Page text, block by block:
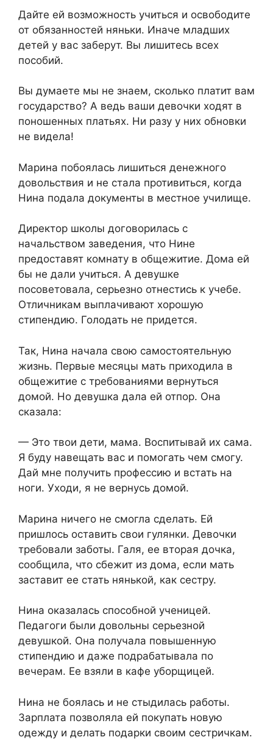
Дайте ей возможность учиться и освободите
от обязанностей няньки. Иначе младших
детей у вас заберут. Вы лишитесь всех
пособий.
Вы думаете мы не знаем, сколько платит вам
государство? А ведь ваши девочки ходят в
поношенных платьях. Ни разу у них обновки
не видела!
Марина побоялась лишиться денежного
довольствия и не стала противиться, когда
Нина подала документы в местное училище.
Директор школы договорилась с
начальством заведения, что Нине
предоставят комнату в общежитие. Дома ей
бы не дали учиться. А девушке
посоветовала, серьезно отнестись к учебе.
Отличникам выплачивают хорошую
стипендию. Голодать не придется.
Так, Нина начала свою самостоятельную
жизнь. Первые месяцы мать приходила в
общежитие с требованиями вернуться
домой. Но девушка дала ей отпор. Она
сказала:
— Это твои дети, мама. Воспитывай их сама.
Я буду навещать вас и помогать чем смогу.
Дай мне получить профессию и встать на
ноги. Уходи, я не вернусь домой.
Марина ничего не смогла сделать. Ей
пришлось оставить свои гулянки. Девочки
требовали заботы. Галя, ее вторая дочка,
сообщила, что сбежит из дома, если мать
заставит ее стать нянькой, как сестру.
Нина оказалась способной ученицей.
Педагоги были довольны серьезной
девушкой. Она получала повышенную
стипендию и даже подрабатывала по
вечерам. Ее взяли в кафе уборщицей.
Нина не боялась и не стыдилась работы.
Зарплата позволяла ей покупать новую
одежду и делать подарки своим сестричкам.